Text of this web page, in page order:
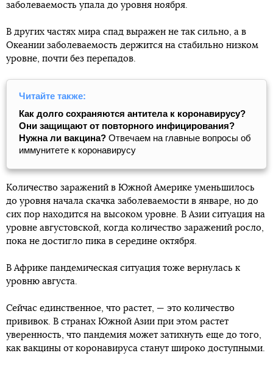
заболеваемость упала до уровня ноября.
В других частях мира спад выражен не так сильно, а в
Океании заболеваемость держится на стабильно низком
уровне, почти без перепадов.
Читайте также:
Как долго сохраняются антитела к коронавирусу?
Они защищают от повторного инфицирования?
Нужна ли вакцина? Отвечаем на главные вопросы об
иммунитете к коронавирусу
Количество заражений в Южной Америке уменьшилось
до уровня начала скачка заболеваемости в январе, но до
сих пор находится на высоком уровне. В Азии ситуация на
уровне августовской, когда количество заражений росло,
пока не достигло пика в середине октября.
В Африке пандемическая ситуация тоже вернулась к
уровню августа.
Сейчас единственное, что растет, — это количество
прививок. В странах Южной Азии при этом растет
уверенность, что пандемия может затихнуть еще до того,
как вакцины от коронавируса станут широко доступными.